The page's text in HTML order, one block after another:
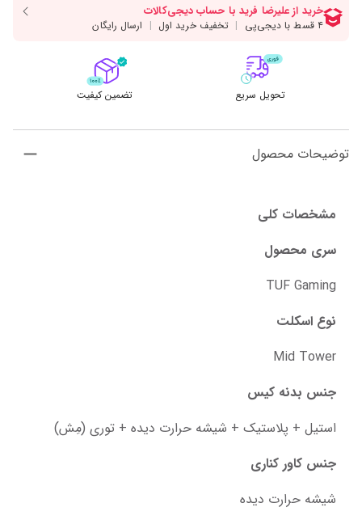
تحویل سریع تضمین کیفیت
توضیحات محصول
مشخصات کلی
سری محصول
TUF Gaming
نوع اسکلت
Mid Tower
جنس بدنه کیس
استیل + پلاستیک + شیشه حرارت دیده + توری (مِش)
جنس کاور کناری
شیشه حرارت دیده